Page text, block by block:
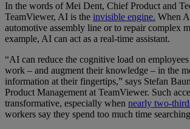
In the words of Mei Dent, Chief Product and
TeamViewer, AI is the invisible engine. When
automotive assembly line or to repair complex
example, AI can act as a real-time assistant.
“AI can reduce the cognitive load on
work – and augment their knowledge – in the
information at their fingertips,” says Stefan
Product Management at TeamViewer. Such
transformative, especially when nearly two-
workers say they spend too much time